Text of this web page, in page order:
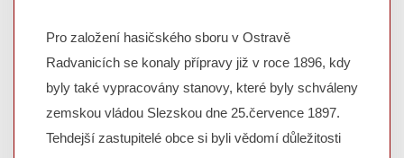
Pro založení hasičského sboru v Ostravě
Radvanicích se konaly přípravy již v roce 1896, kdy
byly také vypracovány stanovy, které byly schváleny
zemskou vládou Slezskou dne 25.července 1897.
Tehdejší zastupitelé obce si byli vědomí důležitosti